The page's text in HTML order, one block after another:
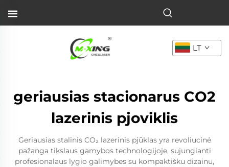
LT
geriausias stacionarus CO2
lazerinis pjoviklis
Geriausias stalinis CO₂ lazerinis pjūklas yra revoliucinė
pažanga tikslaus gamybos technologijoje, sujungianti
profesionalaus lygio galimybes su kompaktišku dizainu,